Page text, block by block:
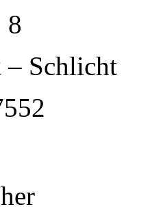
8
– Schlicht